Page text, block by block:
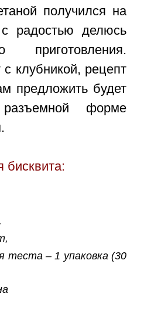
получился на
радостью делюсь
приготовления.
клубникой, рецепт
предложить будет
форме
бисквита:
теста – 1 упаковка (30